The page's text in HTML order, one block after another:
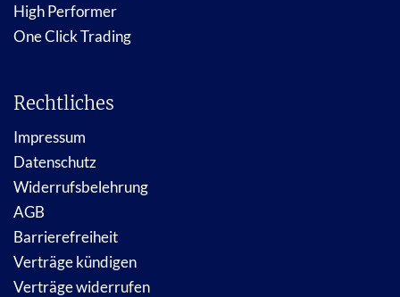
High Performer
One Click Trading
Rechtliches
Impressum
Datenschutz
Widerrufsbelehrung
AGB
Barrierefreiheit
Verträge kündigen
Verträge widerrufen